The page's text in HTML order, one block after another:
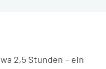
2,5 Stunden – ein